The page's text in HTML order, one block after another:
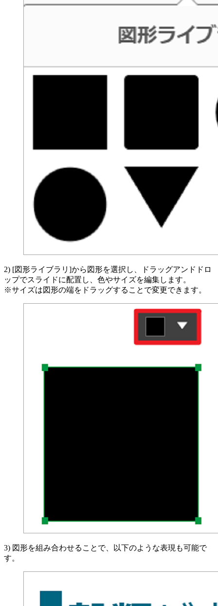
2) [図形ライブラリ]から図形を選択し、ドラッグアンドドロ
ップでスライドに配置し、色やサイズを編集します。
※サイズは図形の端をドラッグすることで変更できます。
3) 図形を組み合わせることで、以下のような表現も可能で
す。